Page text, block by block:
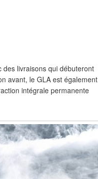
des livraisons qui débuteront
avant, le GLA est également
intégrale permanente